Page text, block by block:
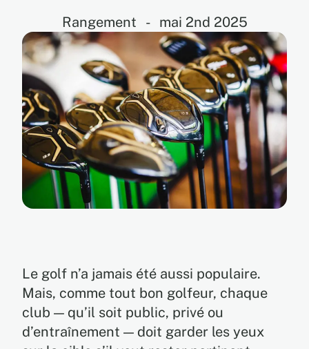
Rangement - mai 2nd 2025
Le golf n’a jamais été aussi populaire.
Mais, comme tout bon golfeur, chaque
club — qu’il soit public, privé ou
d’entraînement — doit garder les yeux